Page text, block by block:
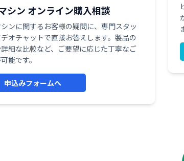
シン オンライン購入相談
ンに関するお客様の疑問に、専門スタッ
オチャットで直接お答えします。製品の
細な比較など、ご要望に応じた丁寧なご
能です。
申込みフォームへ